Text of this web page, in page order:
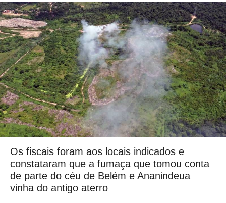
Amazônia
Os fiscais foram aos locais indicados e
constataram que a fumaça que tomou conta
de parte do céu de Belém e Ananindeua
vinha do antigo aterro